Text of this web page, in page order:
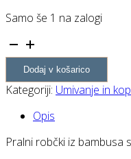
Samo še 1 na zalogi
Pralni
robčki iz
bambusa-
5 kosov
Dodaj v košarico
Kategoriji: Umivanje in
Opis
Pralni robčki iz bambusa